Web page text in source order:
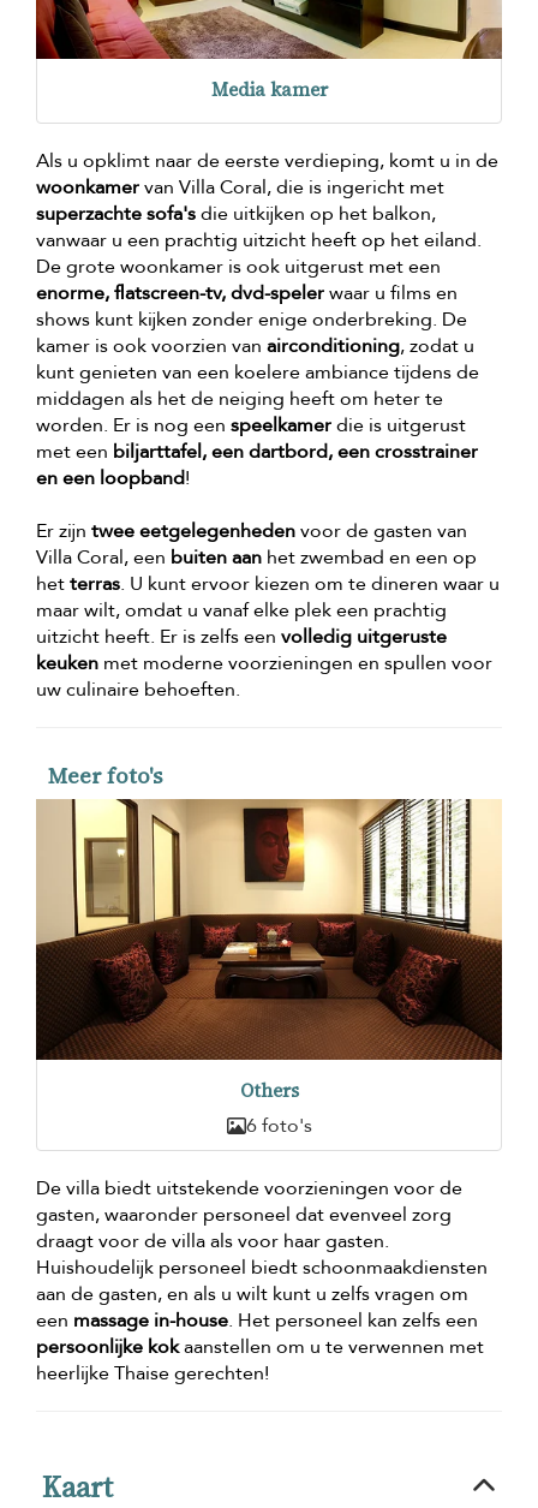
Media kamer
Als u opklimt naar de eerste verdieping, komt u in de
woonkamervan Villa Coral, die is ingericht met
superzachte sofa'sdie uitkijken op het balkon,
vanwaar u een prachtig uitzicht heeft op het eiland.
De grote woonkamer is ook uitgerust met een
enorme, flatscreen-tv, dvd-spelerwaar u films en
shows kunt kijken zonder enige onderbreking. De
kamer is ook voorzien van airconditioning, zodat u
kunt genieten van een koelere ambiance tijdens de
middagen als het de neiging heeft om heter te
worden. Er is nog een speelkamerdie is uitgerust
met een biljarttafel, een dartbord, een crosstrainer
en een loopband!
Er zijn twee eetgelegenhedenvoor de gasten van
Villa Coral, een buiten aan het zwembad en een op
hetterras. U kunt ervoor kiezen om te dineren waar u
maar wilt, omdat u vanaf elke plek een prachtig
uitzicht heeft. Er is zelfs een volledig uitgeruste
keuken met moderne voorzieningen en spullen voor
uw culinaire behoeften.
Meer foto's
Others
6 foto's
De villa biedt uitstekende voorzieningen voor de
gasten, waaronder personeel dat evenveel zorg
draagt voor de villa als voor haar gasten.
Huishoudelijk personeel biedt schoonmaakdiensten
aan de gasten, en als u wilt kunt u zelfs vragen om
een massage in-house. Het personeel kan zelfs een
persoonlijke kokaanstellen om u te verwennen met
heerlijke Thaise gerechten!
Kaart